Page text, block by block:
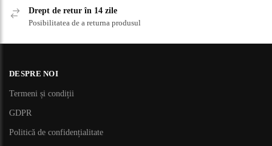
Drept de retur în 14 zile
Posibilitatea de a returna produsul
DESPRE NOI
Termeni și condiții
GDPR
Politică de confidențialitate